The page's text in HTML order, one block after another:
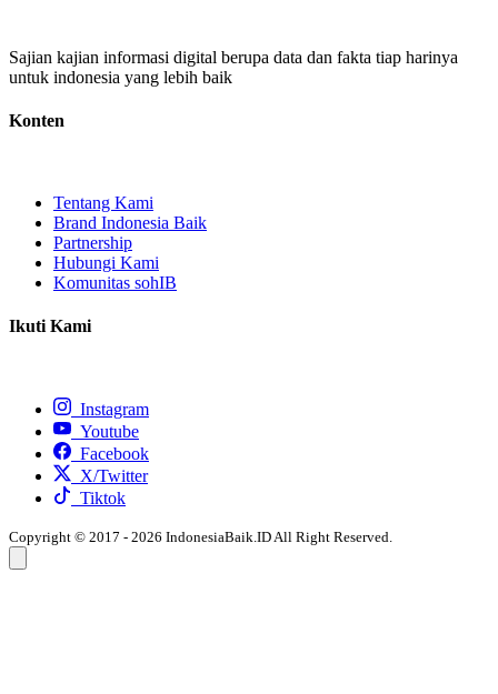
Sajian kajian informasi digital berupa data dan fakta tiap harinya
untuk indonesia yang lebih baik
Konten
Tentang Kami
Brand Indonesia Baik
Partnership
Hubungi Kami
Komunitas sohIB
Ikuti Kami
Instagram
Youtube
Facebook
X/Twitter
Tiktok
Copyright © 2017 - 2026 IndonesiaBaik.ID All Right Reserved.